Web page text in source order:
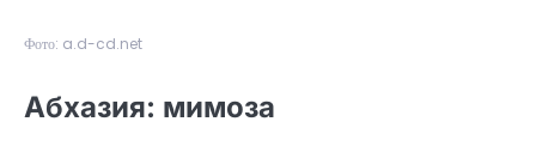
Фото: a.d-cd.net
Абхазия: мимоза